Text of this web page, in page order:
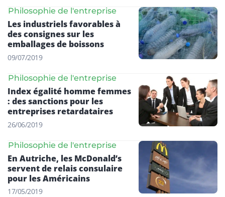
Philosophie de l'entreprise
Les industriels favorables à
des consignes sur les
emballages de boissons
09/07/2019
Philosophie de l'entreprise
Index égalité homme femmes
: des sanctions pour les
entreprises retardataires
26/06/2019
Philosophie de l'entreprise
En Autriche, les McDonald’s
servent de relais consulaire
pour les Américains
17/05/2019